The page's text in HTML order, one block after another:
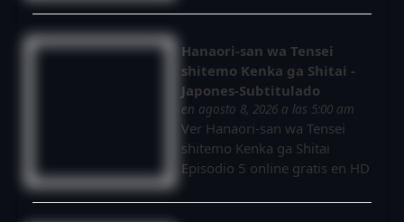
Hanaori-san wa Tensei
shitemo Kenka ga Shitai -
Japones-Subtitulado
en agosto 8, 2026 a las 5:00 am
Ver Hanaori-san wa Tensei
shitemo Kenka ga Shitai
Episodio 5 online gratis en HD